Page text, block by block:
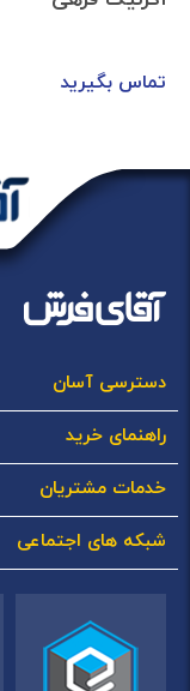
تماس بگیرید
دسترسی آسان
راهنمای خرید
خدمات مشتریان
شبکه های اجتماعی